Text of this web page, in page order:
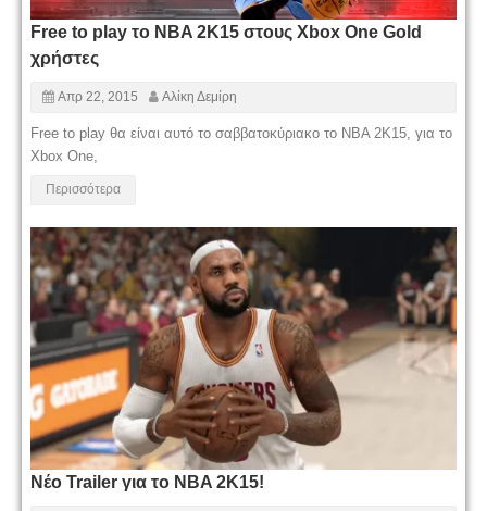
Free to play το NBA 2K15 στους Xbox One Gold
χρήστες
Απρ 22, 2015 Αλίκη Δεμίρη
Free to play θα είναι αυτό το σαββατοκύριακο το NBA 2K15, για το
Xbox One,
Περισσότερα
Νέο Trailer για το NBA 2K15!